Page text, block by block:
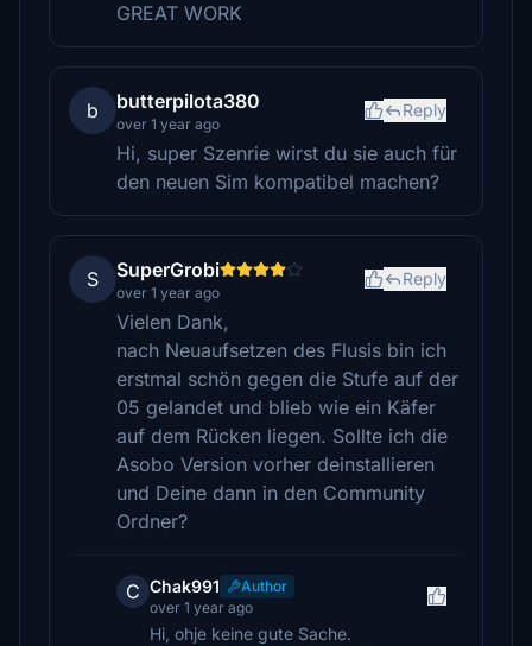
GREAT WORK
b butterpilota380
over 1 year ago
Reply
Hi, super Szenrie wirst du sie auch für
den neuen Sim kompatibel machen?
S SuperGrobi
over 1 year ago
Reply
Vielen Dank,
nach Neuaufsetzen des Flusis bin ich
erstmal schön gegen die Stufe auf der
05 gelandet und blieb wie ein Käfer
auf dem Rücken liegen. Sollte ich die
Asobo Version vorher deinstallieren
und Deine dann in den Community
Ordner?
C Chak991
Author
over 1 year ago
Hi, ohje keine gute Sache.